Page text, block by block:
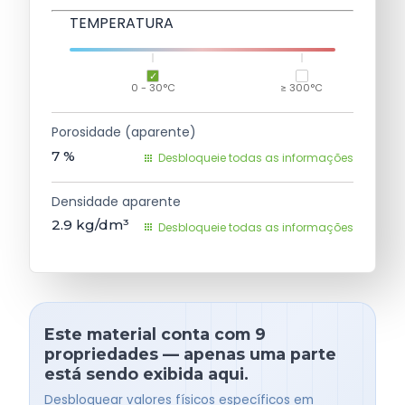
TEMPERATURA
0 - 30°C ≥ 300°C
Porosidade (aparente)
7 % Desbloqueie todas as informações
Densidade aparente
2.9 kg/dm³ Desbloqueie todas as informações
Este material conta com 9
propriedades — apenas uma parte
está sendo exibida aqui.
Desbloquear valores físicos específicos em